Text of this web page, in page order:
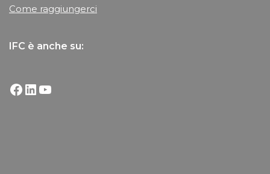
Come raggiungerci
IFC è anche su: